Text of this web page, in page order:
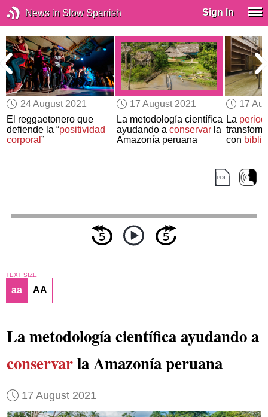
News in Slow Spanish Sign In
24 August 2021
El reggaetonero que
defiende la “positividad
corporal”
17 August 2021
La metodología científica
ayudando a conservarla
Amazonía peruana
17
La
con
TEXT SIZE
aa AA
La metodología científica ayudando a
conservarla Amazonía peruana
17 August 2021